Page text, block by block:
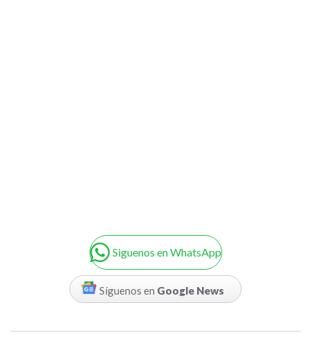
Siguenos en WhatsApp
Síguenos en Google News